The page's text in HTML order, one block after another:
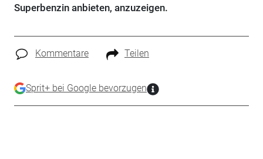
Superbenzin anbieten, anzuzeigen.
Kommentare Teilen
Sprit+ bei Google bevorzugen